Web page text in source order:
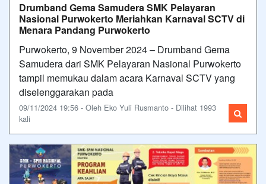
Drumband Gema Samudera SMK Pelayaran
Nasional Purwokerto Meriahkan Karnaval SCTV di
Menara Pandang Purwokerto
Purwokerto, 9 November 2024 – Drumband Gema
Samudera dari SMK Pelayaran Nasional Purwokerto
tampil memukau dalam acara Karnaval SCTV yang
diselenggarakan pada
09/11/2024 19:56 - Oleh Eko Yuli Rusmanto - Dilihat 1993
kali